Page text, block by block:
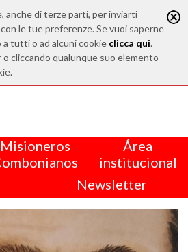
anche di terze parti, per inviarti
le tue preferenze. Se vuoi saperne
a tutti o ad alcuni cookie clicca qui.
cliccando qualunque suo elemento
Misioneros
Área
institucional
Newsletter